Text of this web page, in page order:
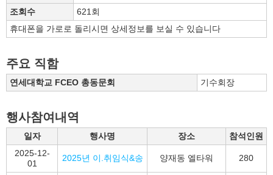
조회수
621회
휴대폰을 가로로 돌리시면 상세정보를 보실 수 있습니다
주요 직함
연세대학교 FCEO 총동문회 기수회장
행사참여내역
일자 행사명 장소
참석인원
2025-12-
01
2025년 이.취임식&송 양재동 엘타워 280